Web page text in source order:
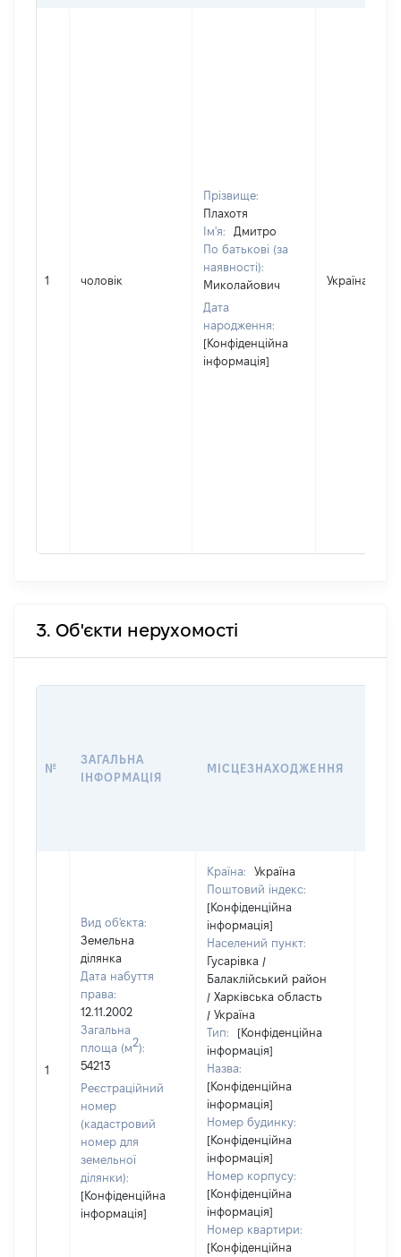
1 чоловік
Прізвище:
Плахотя
Ім'я:
Дмитро
По батькові (за
наявності):
Миколайович
Дата
народження:
[Конфіденційна
інформація]
Україна
3. Об'єкти нерухомості
№
ЗАГАЛЬНА
ІНФОРМАЦІЯ
МІСЦЕЗНАХОДЖЕННЯ
1
Вид об'єкта:
Земельна
ділянка
Дата набуття
права:
12.11.2002
Загальна
площа (м2):
54213
Реєстраційний
номер
(кадастровий
номер для
земельної
ділянки):
[Конфіденційна
інформація]
Країна:
Україна
Поштовий індекс:
[Конфіденційна
інформація]
Населений пункт:
Гусарівка /
Балаклійський район
/ Харківська область
/ Україна
Тип:
[Конфіденційна
інформація]
Назва:
[Конфіденційна
інформація]
Номер будинку:
[Конфіденційна
інформація]
Номер корпусу:
[Конфіденційна
інформація]
Номер квартири:
[Конфіденційна